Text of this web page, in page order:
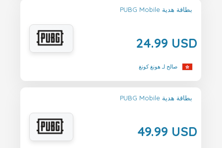
PUBG Mobile بطاقة هدية
24.99 USD
صالح لـ هونغ كونغ
PUBG Mobile بطاقة هدية
49.99 USD